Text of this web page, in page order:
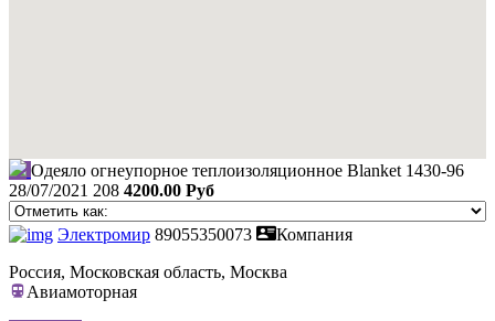
Одеяло огнеупорное теплоизоляционное Blanket 1430-96
28/07/2021 208 4200.00 Руб
Электромир 89055350073
Компания
Россия, Московская область, Москва
Авиамоторная